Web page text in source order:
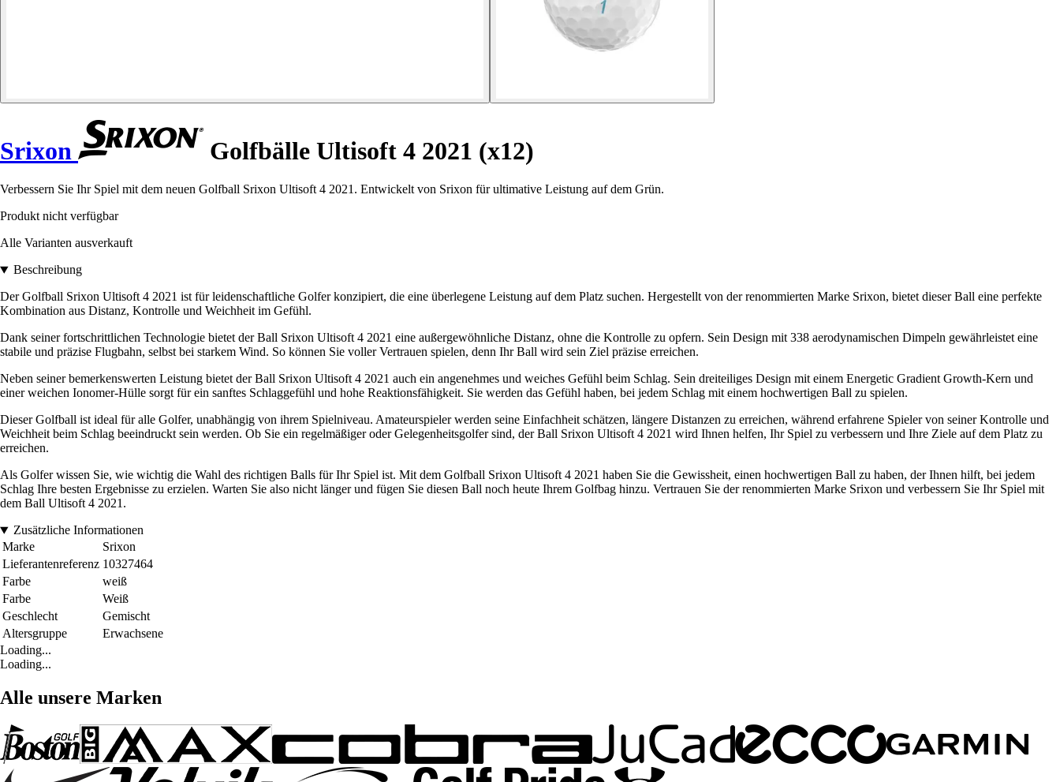
Srixon Golfbälle Ultisoft 4 2021 (x12)
Verbessern Sie Ihr Spiel mit dem neuen Golfball Srixon Ultisoft 4 2021. Entwickelt von Srixon für ultimative Leistung auf dem Grün.
Produkt nicht verfügbar
Alle Varianten ausverkauft
Beschreibung
Der Golfball Srixon Ultisoft 4 2021 ist für leidenschaftliche Golfer konzipiert, die eine überlegene Leistung auf dem Platz suchen. Hergestellt von der renommierten Marke Srixon, bietet dieser Ball eine perfekte
Kombination aus Distanz, Kontrolle und Weichheit im Gefühl.
Dank seiner fortschrittlichen Technologie bietet der Ball Srixon Ultisoft 4 2021 eine außergewöhnliche Distanz, ohne die Kontrolle zu opfern. Sein Design mit 338 aerodynamischen Dimpeln gewährleistet eine
stabile und präzise Flugbahn, selbst bei starkem Wind. So können Sie voller Vertrauen spielen, denn Ihr Ball wird sein Ziel präzise erreichen.
Neben seiner bemerkenswerten Leistung bietet der Ball Srixon Ultisoft 4 2021 auch ein angenehmes und weiches Gefühl beim Schlag. Sein dreiteiliges Design mit einem Energetic Gradient Growth-Kern und
einer weichen Ionomer-Hülle sorgt für ein sanftes Schlaggefühl und hohe Reaktionsfähigkeit. Sie werden das Gefühl haben, bei jedem Schlag mit einem hochwertigen Ball zu spielen.
Dieser Golfball ist ideal für alle Golfer, unabhängig von ihrem Spielniveau. Amateurspieler werden seine Einfachheit schätzen, längere Distanzen zu erreichen, während erfahrene Spieler von seiner Kontrolle und
Weichheit beim Schlag beeindruckt sein werden. Ob Sie ein regelmäßiger oder Gelegenheitsgolfer sind, der Ball Srixon Ultisoft 4 2021 wird Ihnen helfen, Ihr Spiel zu verbessern und Ihre Ziele auf dem Platz zu
erreichen.
Als Golfer wissen Sie, wie wichtig die Wahl des richtigen Balls für Ihr Spiel ist. Mit dem Golfball Srixon Ultisoft 4 2021 haben Sie die Gewissheit, einen hochwertigen Ball zu haben, der Ihnen hilft, bei jedem
Schlag Ihre besten Ergebnisse zu erzielen. Warten Sie also nicht länger und fügen Sie diesen Ball noch heute Ihrem Golfbag hinzu. Vertrauen Sie der renommierten Marke Srixon und verbessern Sie Ihr Spiel mit
dem Ball Ultisoft 4 2021.
Zusätzliche Informationen
Marke
Srixon
Lieferantenreferenz 10327464
Farbe
weiß
Farbe
Weiß
Geschlecht
Gemischt
Altersgruppe
Erwachsene
Loading...
Loading...
Alle unsere Marken